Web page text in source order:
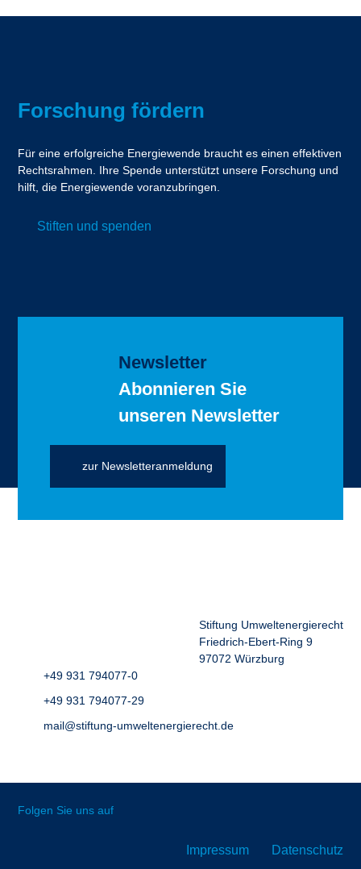
Forschung fördern
Für eine erfolgreiche Energiewende braucht es einen effektiven
Rechtsrahmen. Ihre Spende unterstützt unsere Forschung und
hilft, die Energiewende voranzubringen.
Stiften und spenden
Newsletter
Abonnieren Sie
unseren Newsletter
zur Newsletteranmeldung
Stiftung Umweltenergierecht
Friedrich-Ebert-Ring 9
97072 Würzburg
+49 931 794077-0
+49 931 794077-29
mail@stiftung-umweltenergierecht.de
Folgen Sie uns auf
Impressum Datenschutz